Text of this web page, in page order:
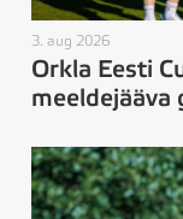
3. aug 2026
Orkla Eesti
meeldejääva